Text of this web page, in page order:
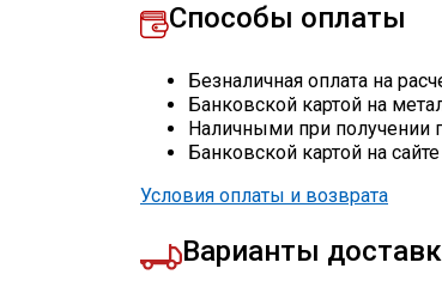
Способы оплаты
Безналичная оплата на
Банковской картой на
Наличными при получении
Банковской картой на
Условия оплаты и возврата
Варианты